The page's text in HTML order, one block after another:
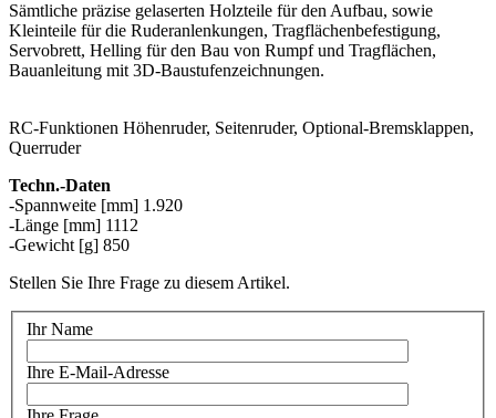
Sämtliche präzise gelaserten Holzteile für den Aufbau, sowie
Kleinteile für die Ruderanlenkungen, Tragflächenbefestigung,
Servobrett, Helling für den Bau von Rumpf und Tragflächen,
Bauanleitung mit 3D-Baustufenzeichnungen.
RC-Funktionen Höhenruder, Seitenruder, Optional-Bremsklappen,
Querruder
Techn.-Daten
-Spannweite [mm] 1.920
-Länge [mm] 1112
-Gewicht [g] 850
Stellen Sie Ihre Frage zu diesem Artikel.
Ihr Name
Ihre E-Mail-Adresse